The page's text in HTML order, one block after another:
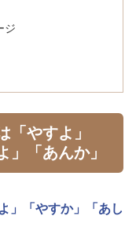
ジ
「やすよ」
」「あんか」
」 「やすか」
「あし